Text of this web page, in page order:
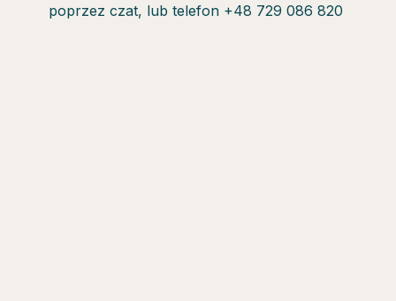
poprzez czat, lub telefon +48 729 086 820